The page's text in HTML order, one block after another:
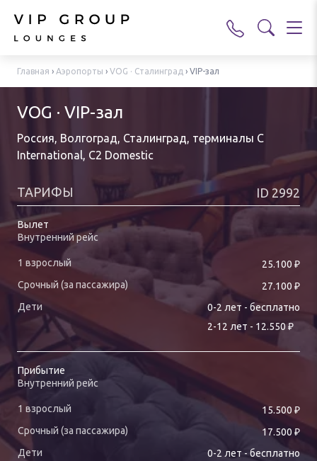
Главная › Аэропорты › VOG · Сталинград › VIP-зал
VOG · VIP-зал
Россия, Волгоград, Сталинград, терминалы C
International, C2 Domestic
ТАРИФЫ ID 2992
Вылет
Внутренний рейс
25.100 ₽
27.100 ₽
0-2 лет - бесплатно
2-12 лет - 12.550₽
Прибытие
Внутренний рейс
15.500 ₽
17.500 ₽
0-2 лет - бесплатно